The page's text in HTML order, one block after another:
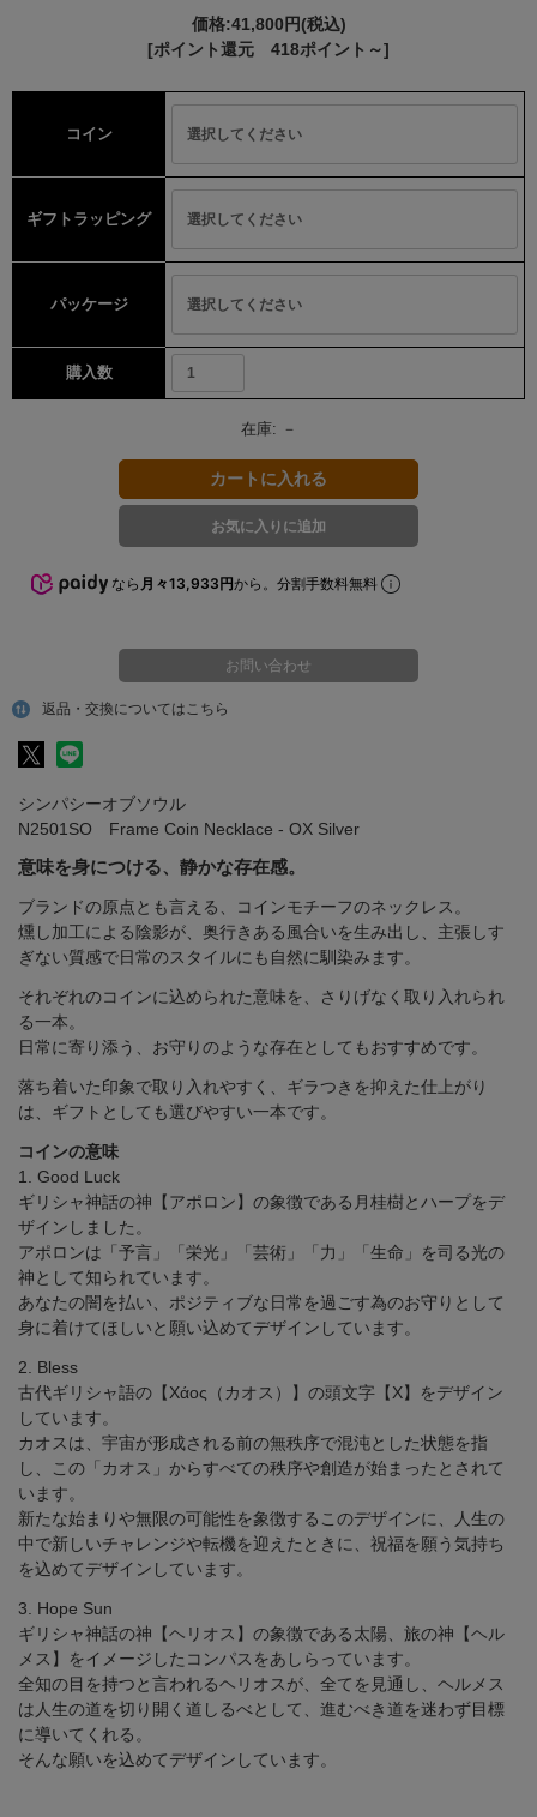
価格:41,800円(税込)
[ポイント還元 418ポイント～]
コイン
在庫: －
ギフトラッピング
パッケージ
購入数
なら 月々13,933円から。分割手数料無料
返品・交換についてはこちら
お問い合わせ
シンパシーオブソウル
N2501SO Frame Coin Necklace - OX Silver
意味を身につける、静かな存在感。
ブランドの原点とも言える、コインモチーフのネックレス。
燻し加工による陰影が、奥行きある風合いを生み出し、主張しす
ぎない質感で日常のスタイルにも自然に馴染みます。
それぞれのコインに込められた意味を、さりげなく取り入れられ
る一本。
日常に寄り添う、お守りのような存在としてもおすすめです。
落ち着いた印象で取り入れやすく、ギラつきを抑えた仕上がり
は、ギフトとしても選びやすい一本です。
コインの意味
1. Good Luck
ギリシャ神話の神【アポロン】の象徴である月桂樹とハープをデ
ザインしました。
アポロンは「予言」「栄光」「芸術」「力」「生命」を司る光の
神として知られています。
あなたの闇を払い、ポジティブな日常を過ごす為のお守りとして
身に着けてほしいと願い込めてデザインしています。
2. Bless
古代ギリシャ語の【Χάος（カオス）】の頭文字【X】をデザイン
しています。
カオスは、宇宙が形成される前の無秩序で混沌とした状態を指
し、この「カオス」からすべての秩序や創造が始まったとされて
います。
新たな始まりや無限の可能性を象徴するこのデザインに、人生の
中で新しいチャレンジや転機を迎えたときに、祝福を願う気持ち
を込めてデザインしています。
3. Hope Sun
ギリシャ神話の神【ヘリオス】の象徴である太陽、旅の神【ヘル
メス】をイメージしたコンパスをあしらっています。
全知の目を持つと言われるヘリオスが、全てを見通し、ヘルメス
は人生の道を切り開く道しるべとして、進むべき道を迷わず目標
に導いてくれる。
そんな願いを込めてデザインしています。